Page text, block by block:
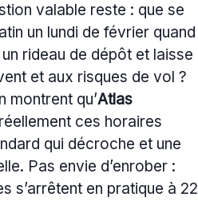
valable reste : que se
un lundi de février quand
rideau de dépôt et laisse
et aux risques de vol ?
montrent qu’Atlas
ces horaires
qui décroche et une
Pas envie d’enrober :
s’arrêtent en pratique à 22